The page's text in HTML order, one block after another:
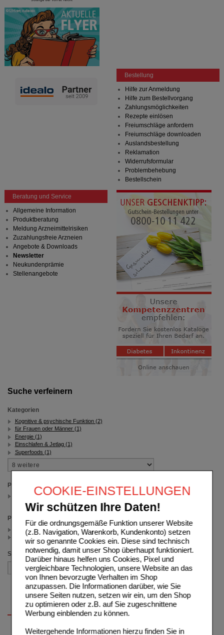
COOKIE-EINSTELLUNGEN
Wir schützen Ihre Daten!
Für die ordnungsgemäße Funktion unserer Website
(z.B. Navigation, Warenkorb, Kundenkonto) setzen
wir so genannte Cookies ein. Diese sind technisch
notwendig, damit unser Shop überhaupt funktioniert.
Darüber hinaus helfen uns Cookies, Pixel und
vergleichbare Technologien, unsere Website an das
von Ihnen bevorzugte Verhalten im Shop
anzupassen. Die Informationen darüber, wie Sie
unsere Seiten nutzen, setzen wir ein, um den Shop
zu optimieren oder z.B. auf Sie zugeschnittene
Werbung einblenden zu können.
Weitergehende Informationen hierzu finden Sie in
Suche verfeinern
Kategorien
Kognitive & psychische Funktion (2)
für Frauen oder Männer (1)
Energie (1)
Einschlafen & Jetlag (1)
Superfoods (1)
Packungsgröße
(auswahl entfernen)
Preis
< 24.00 (1)
>= 24.00 (1)
Sortieren nach
Bestellung
Hilfe zur Anmeldung
Hilfe zum Bestellvorgang
Zahlungsmöglichkeiten
Rezepte einlösen
Freiumschläge anfordern
Freiumschläge downloaden
Auslandsbestellung
Reklamation
Widerrufsformular
Problembehebung
Bestellschein
Beratung und Service
Allgemeine Information
Produktberatung
Meldung Arzneimittelrisiken
Zuzahlungsfreie Arzneien
Angebote & Downloads
Newsletter
Neukundenprämie
Stellenangebote